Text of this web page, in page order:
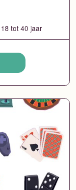
18 tot 40 jaar